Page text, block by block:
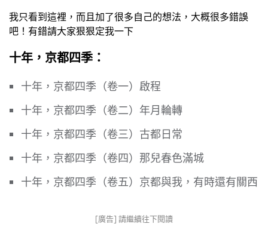
我只看到這裡，而且加了很多自己的想法，大概很多錯誤
吧！有錯請大家狠狠定我一下
十年，京都四季：
十年，京都四季（卷一）啟程
十年，京都四季（卷二）年月輪轉
十年，京都四季（卷三）古都日常
十年，京都四季（卷四）那兒春色滿城
十年，京都四季（卷五）京都與我，有時還有關西
[廣告] 請繼續往下閱讀